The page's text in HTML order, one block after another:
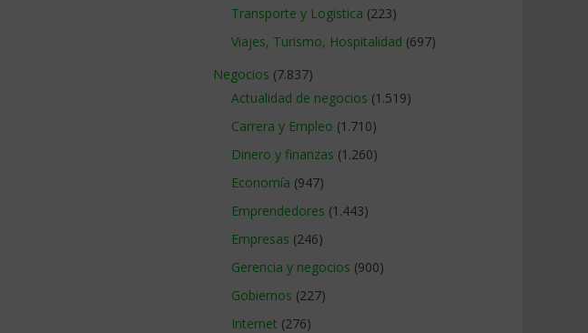
Transporte y Logistica (223)
Viajes, Turismo, Hospitalidad (697)
Negocios (7.837)
Actualidad de negocios (1.519)
Carrera y Empleo (1.710)
Dinero y finanzas (1.260)
Economía (947)
Emprendedores (1.443)
Empresas (246)
Gerencia y negocios (900)
Gobiernos (227)
Internet (276)